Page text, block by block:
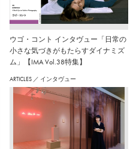
ウゴ・コント インタヴュー「日常の
小さな気づきがもたらすダイナミズ
ム」【IMA Vol.38特集】
ARTICLES ／ インタヴュー